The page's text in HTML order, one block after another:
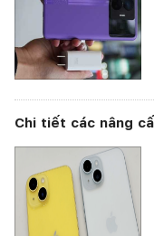
Chi tiết các nâng